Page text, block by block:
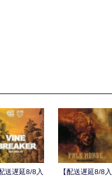
送遅延8/8入
【配送遅延8/8入